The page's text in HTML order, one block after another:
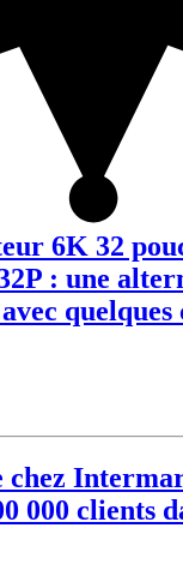
6K 32
: une
chez
000 clients